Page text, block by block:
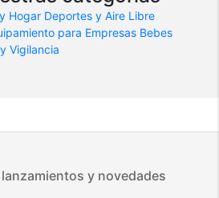
Hogar Deportes y Aire Libre
para Empresas Bebes
Vigilancia
y novedades